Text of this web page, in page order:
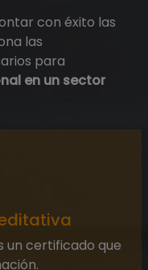
con éxito las
las
para
en un sector
un certificado que